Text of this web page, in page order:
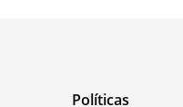
Políticas